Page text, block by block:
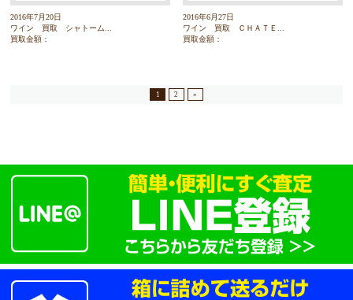
2016年7月20日
ワイン 買取 シャトーム...
買取金額：
2016年6月27日
ワイン 買取 ＣＨＡＴＥ...
買取金額：
1 2 »